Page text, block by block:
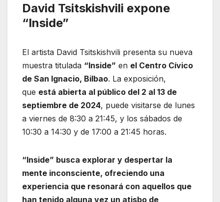
David Tsitskishvili expone
“Inside”
El artista David Tsitskishvili presenta su nueva
muestra titulada “Inside” en el Centro Cívico
de San Ignacio, Bilbao. La exposición,
que está abierta al público del 2 al 13 de
septiembre de 2024, puede visitarse de lunes
a viernes de 8:30 a 21:45, y los sábados de
10:30 a 14:30 y de 17:00 a 21:45 horas.
“Inside” busca explorar y despertar la
mente inconsciente, ofreciendo una
experiencia que resonará con aquellos que
han tenido alguna vez un atisbo de